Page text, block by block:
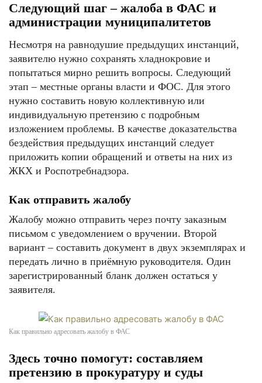
Следующий шаг – жалоба в ФАС и
администрации муниципалитетов
Несмотря на равнодушие предыдущих инстанций,
заявителю нужно сохранять хладнокровие и
попытаться мирно решить вопросы. Следующий
этап – местные органы власти и ФОС. Для этого
нужно составить новую коллективную или
индивидуальную претензию с подробным
изложением проблемы. В качестве доказательства
бездействия предыдущих инстанций следует
приложить копии обращений и ответы на них из
ЖКХ и Роспотребнадзора.
Как отправить жалобу
Жалобу можно отправить через почту заказным
письмом с уведомлением о вручении. Второй
вариант – составить документ в двух экземплярах и
передать лично в приёмную руководителя. Один
зарегистрированный бланк должен остаться у
заявителя.
Как правильно адресовать жалобу в ФАС
Здесь точно помогут: составляем
претензию в прокуратуру и суды